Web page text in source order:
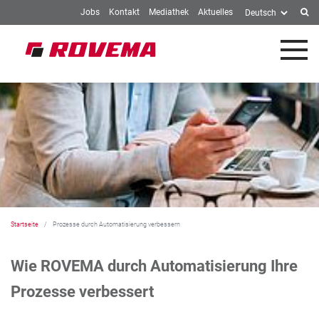
Springe zum Inhalt
Jobs Kontakt Mediathek Aktuelles
Startseite Prozesse durch Automatisierung verbessern
Wie ROVEMA durch Automatisierung Ihre
Prozesse verbessert